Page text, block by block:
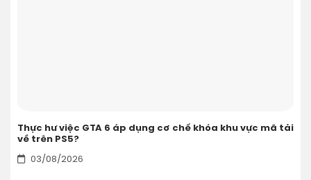
Thực hư việc GTA 6 áp dụng cơ chế khóa khu vực mã tải
về trên PS5?
03/08/2026